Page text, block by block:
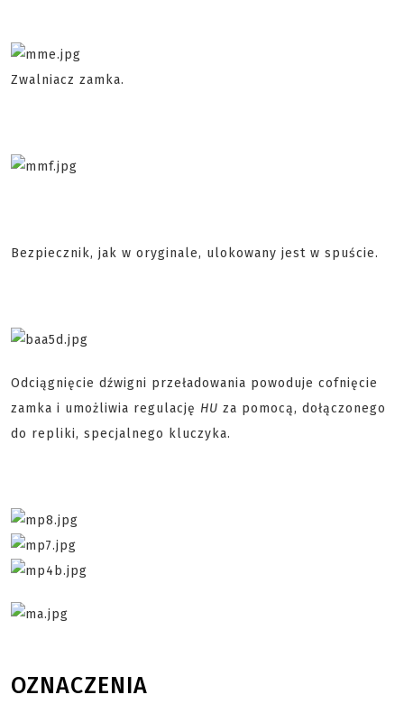
Zwalniacz zamka.
Bezpiecznik, jak w oryginale, ulokowany jest w spuście.
Odciągnięcie dźwigni przeładowania powoduje cofnięcie
zamka i umożliwia regulację HU za pomocą, dołączonego
do repliki, specjalnego kluczyka.
OZNACZENIA